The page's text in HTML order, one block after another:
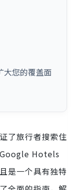
您的覆盖面
了旅行者搜索住
Google Hotels
是一个具有独特